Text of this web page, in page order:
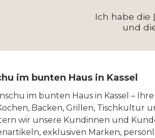
Ich habe die
und
im bunten Haus in Kassel
im bunten Haus in Kassel –
Backen, Grillen, Tischkultur
wir unsere Kundinnen und
exklusiven Marken,